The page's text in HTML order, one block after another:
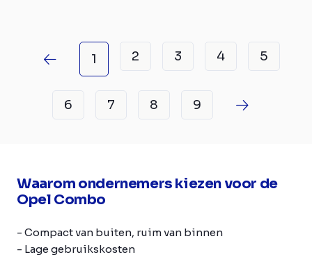
1 2 3 4 5
6 7 8 9
Waarom ondernemers kiezen voor de
Opel Combo
- Compact van buiten, ruim van binnen
- Lage gebruikskosten